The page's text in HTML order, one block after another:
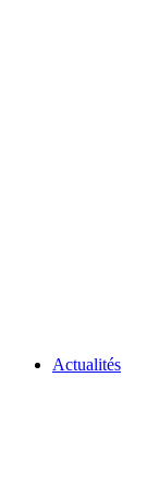
Actualités